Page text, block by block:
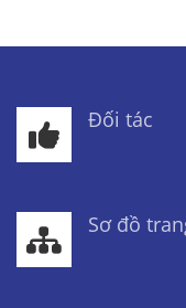
Đối tác
Sơ đồ